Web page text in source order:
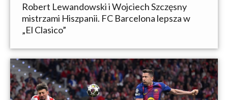
Robert Lewandowski i Wojciech Szczęsny
mistrzami Hiszpanii. FC Barcelona lepsza w
„El Clasico”